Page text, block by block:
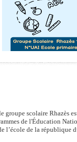
groupe scolaire Rhazès
de l'Éducation
l’école de la république